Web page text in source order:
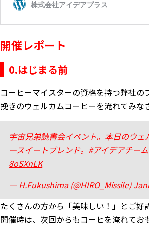
開催レポート
0.はじまる前
コーヒーマイスターの資格を持つ弊社の
挽きのウェルカムコーヒーを淹れてみな
宇宙兄弟読書会イベント。本日のウ
ースイートブレンド。 #アイデアチー
8oSXnLK
— H.Fukushima (@HIRO_Missile)
たくさんの方から「美味しい！」とご
開催時は、次回からもコーヒを淹れてお